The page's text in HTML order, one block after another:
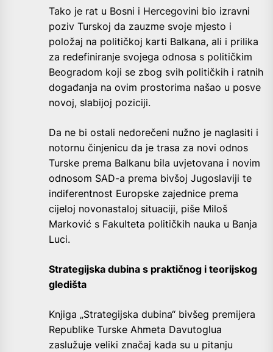
Tako je rat u Bosni i Hercegovini bio izravni
poziv Turskoj da zauzme svoje mjesto i
položaj na političkoj karti Balkana, ali i prilika
za redefiniranje svojega odnosa s političkim
Beogradom koji se zbog svih političkih i ratnih
događanja na ovim prostorima našao u posve
novoj, slabijoj poziciji.
Da ne bi ostali nedorečeni nužno je naglasiti i
notornu činjenicu da je trasa za novi odnos
Turske prema Balkanu bila uvjetovana i novim
odnosom SAD-a prema bivšoj Jugoslaviji te
indiferentnost Europske zajednice prema
cijeloj novonastaloj situaciji, piše Miloš
Marković s Fakulteta političkih nauka u Banja
Luci.
Strategijska dubina s praktičnog i teorijskog
gledišta
Knjiga „Strategijska dubina“ bivšeg premijera
Republike Turske Ahmeta Davutoglua
zaslužuje veliki značaj kada su u pitanju